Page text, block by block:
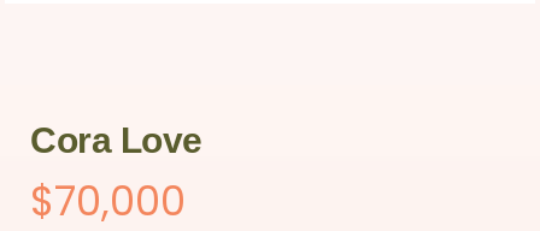
Cora Love
$70,000